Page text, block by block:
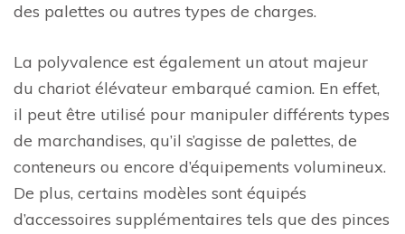
des palettes ou autres types de charges.
La polyvalence est également un atout majeur
du chariot élévateur embarqué camion. En effet,
il peut être utilisé pour manipuler différents types
de marchandises, qu’il s’agisse de palettes, de
conteneurs ou encore d’équipements volumineux.
De plus, certains modèles sont équipés
d’accessoires supplémentaires tels que des pinces